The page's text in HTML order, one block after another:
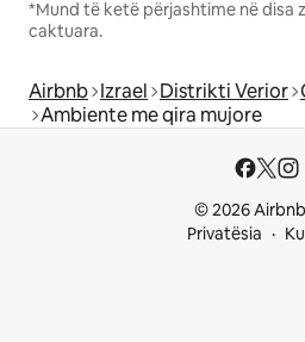
*Mund të ketë përjashtime në disa
caktuara.
Airbnb Izrael Distrikti Verior
Ambiente me qira mujore
© 2026
Privatësia